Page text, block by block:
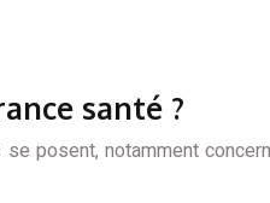
santé ?
posent, notamment